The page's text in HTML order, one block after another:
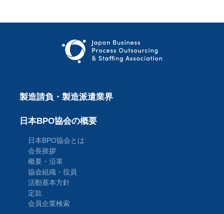
製造請負・製造派遣業界
日本BPO協会の概要
日本BPO協会とは
会長挨拶
概要・沿革
協会組織・役員
活動基本方針
定款
会員企業検索